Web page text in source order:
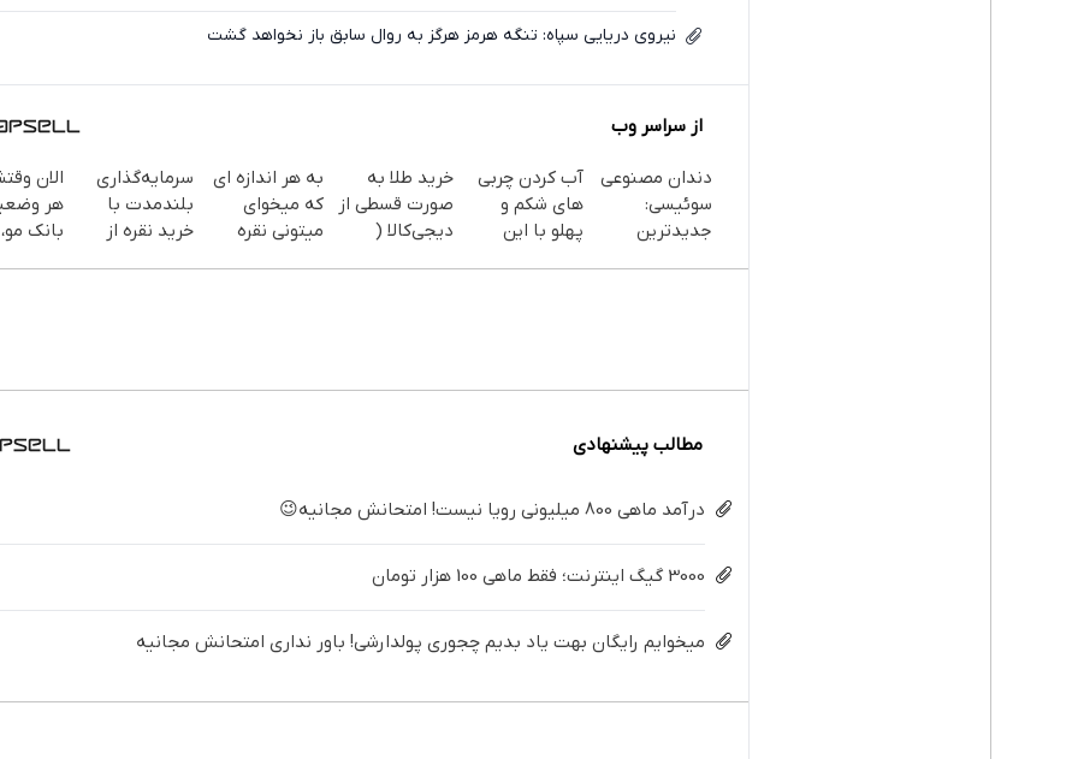
نیروی دریایی سپاه: تنگه هرمز هرگز به روال سابق باز نخواهد گشت
از سراسر وب
دندان مصنوعی
سوئیسی:
جدیدترین
آب کردن چربی
های شکم و
پهلو با این
خرید طلا به
صورت قسطی از
دیجی‌کالا (
به هر اندازه ای
که میخوای
میتونی نقره
سرمایه‌گذاری
بلندمدت با
خرید نقره از
الان
هر
بانک
مطالب پیشنهادی
درآمد ماهی 800 میلیونی رویا نیست! امتحانش مجانیه😉
3000 گیگ اینترنت؛ فقط ماهی 100 هزار تومان
میخوایم رایگان بهت یاد بدیم چجوری پولدارشی! باور نداری امتحانش مجانیه